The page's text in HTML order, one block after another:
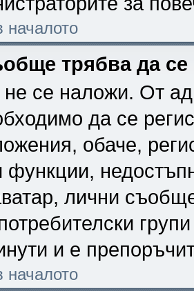
началото
трябва да се
се наложи. От
да се
обаче,
функции,
лични
и е
началото